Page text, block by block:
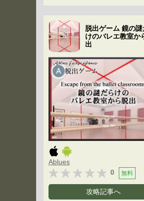
脱出ゲーム 鏡の謎
けのバレエ教室か
出
Ablues
0
無料
攻略記事へ